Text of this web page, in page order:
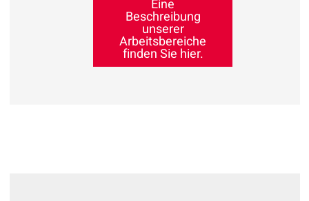
Eine
Beschreibung
unserer
Arbeitsbereiche
finden Sie hier.